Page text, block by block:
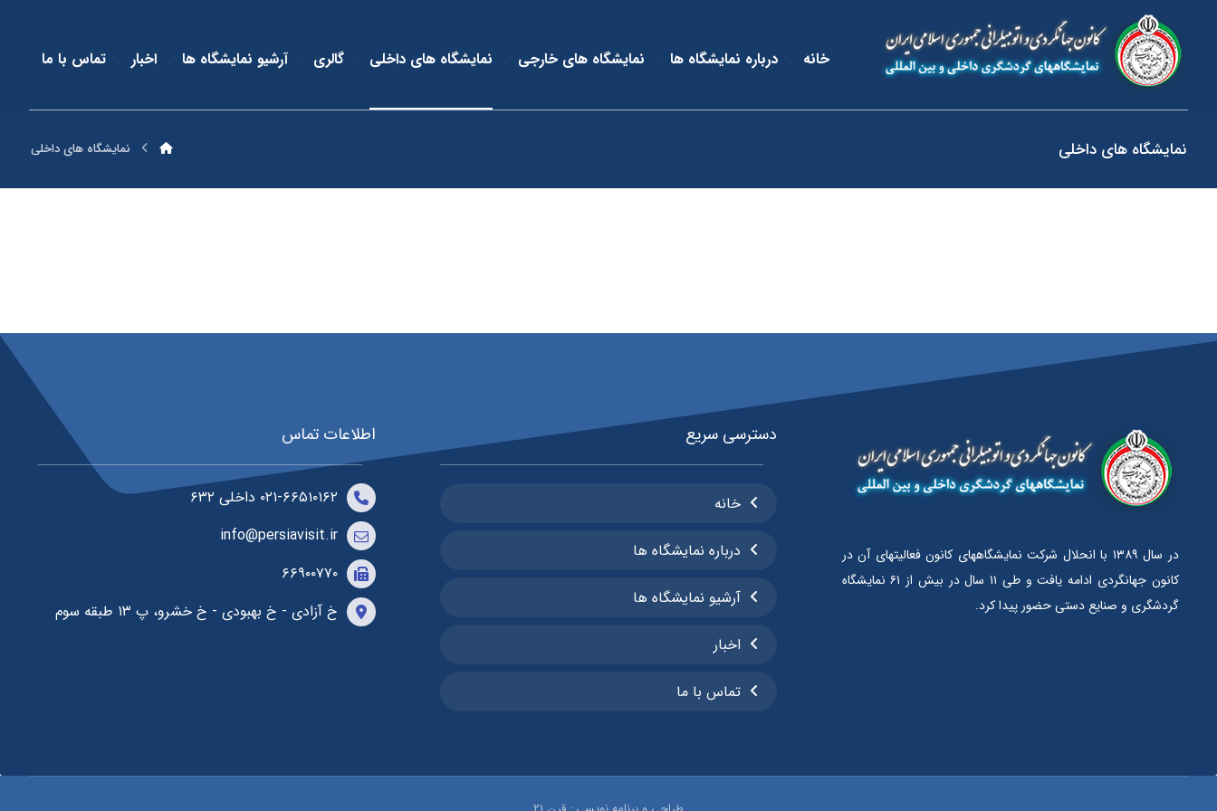
خانه درباره نمایشگاه ها نمایشگاه های خارجی نمایشگاه های داخلی گالری آرشیو نمایشگاه ها اخبار تماس با ما
نمایشگاه های داخلی نمایشگاه های داخلی
در سال ۱۳۸۹ با انحلال شرکت نمایشگاههای کانون فعالیتهای آن در
کانون جهانگردی ادامه یافت و طی ۱۱ سال در بیش از ۶۱ نمایشگاه
گردشگری و صنایع دستی حضور پیدا کرد.
دسترسی سریع
خانه
درباره نمایشگاه ها
آرشیو نمایشگاه ها
اخبار
تماس با ما
اطلاعات تماس
۰۲۱-۶۶۵۱۰۱۶۲ داخلی ۶۳۲
info@persiavisit.ir
۶۶۹۰۰۷۷۰
خ آزادی - خ بهبودی - خ خشرو، پ ۱۳ طبقه سوم